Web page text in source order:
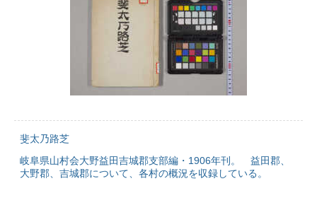
斐太乃路芝
岐阜県山村会大野益田吉城郡支部編・1906年刊。 益田郡、
大野郡、吉城郡について、各村の概況を収録している。